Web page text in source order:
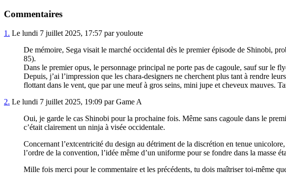
Commentaires
1. Le lundi 7 juillet 2025, 17:57 par youloute
De mémoire, Sega visait le marché occidental dès le premier épisode de Shinobi,
85).
Dans le premier opus, le personnage principal ne porte pas de cagoule, sauf sur le
Depuis, j’ai l’impression que les chara-designers ne cherchent plus tant à rendre
flottant dans le vent, que par une meuf à gros seins, mini jupe et cheveux mauves.
2. Le lundi 7 juillet 2025, 19:09 par Game A
Oui, je garde le cas Shinobi pour la prochaine fois. Même sans cagoule dans le
c’était clairement un ninja à visée occidentale.
Concernant l’extcentricité du design au détriment de la discrétion en tenue
l’ordre de la convention, l’idée même d’un uniforme pour se fondre dans la masse
Mille fois merci pour le commentaire et les précédents, tu dois maîtriser toi-même